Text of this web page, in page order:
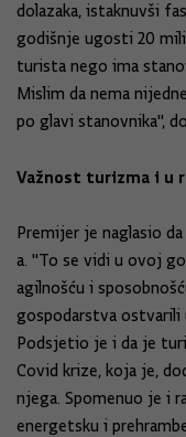
dolazaka, istaknuvši
godišnje ugosti 20
turista nego ima
Mislim da nema
po glavi stanovnika",
Važnost turizma i u
Premijer je naglasio
a. "To se vidi u ovoj
agilnošću i
gospodarstva ostvarili
Podsjetio je i da je
Covid krize, koja je,
njega. Spomenuo je i
energetsku i